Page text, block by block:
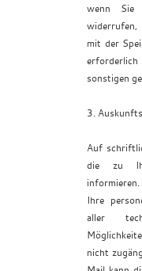
wenn Sie
mit der
sonstigen
3.
Auf
die zu
Ihre
aller
nicht